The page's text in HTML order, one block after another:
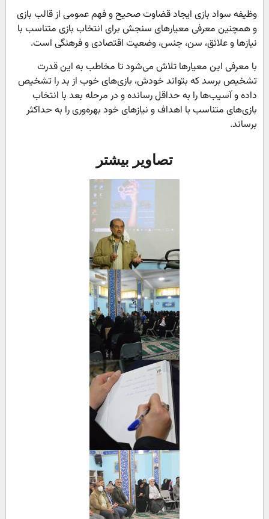
وظیفه سواد بازی ایجاد قضاوت صحیح و فهم‌ عمومی از قالب بازی
و همچنین معرفی معیارهای سنجش برای انتخاب بازی متناسب با
نیازها و علائق، سن، جنس، وضعیت اقتصادی و فرهنگی است.
با معرفی این معیارها تلاش می‌شود تا مخاطب به این قدرت
تشخیص برسد که بتواند خودش، بازی‌های خوب از بد را تشخیص
داده و آسیب‌ها را به حداقل رسانده و در مرحله بعد با انتخاب
بازی‌های متناسب با اهداف و نیازهای خود بهره‌وری را به حداکثر
برساند.
تصاویر بیشتر